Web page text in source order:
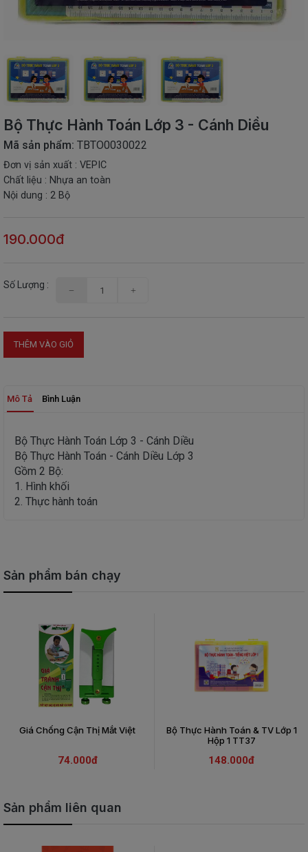
SÁCH
THIẾU
SÁCH
TIẾNG
VIỆT
SÁCH
NGOẠI
NGỮ
-
ĐỒ
DÙNG
ĐỒ
BỊ
-
Bộ Thực Hành Toán Lớp 3 - Cánh Diều
Mã sản phẩm: TBTO0030022
Đơn vị sản xuất : VEPIC
Chất liệu : Nhựa an toàn
Nội dung : 2 Bộ
190.000đ
Số Lượng :
THÊM VÀO GIỎ
Mô Tả Bình Luận
Bộ Thực Hành Toán Lớp 3 - Cánh Diều
Bộ Thực Hành Toán - Cánh Diều Lớp 3
Gồm 2 Bộ:
1. Hình khối
2. Thực hành toán
Sản phẩm bán chạy
Giá Chống Cận Thị Mắt Việt
74.000đ
Bộ Thực Hành Toán & TV Lớp 1
Hộp 1 TT37
148.000đ
Sản phẩm liên quan